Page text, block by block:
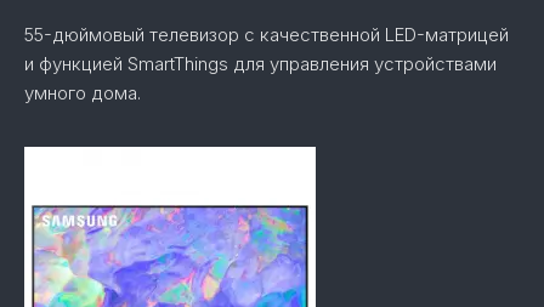
55-дюймовый телевизор с качественной LED-матрицей
и функцией SmartThings для управления устройствами
умного дома.